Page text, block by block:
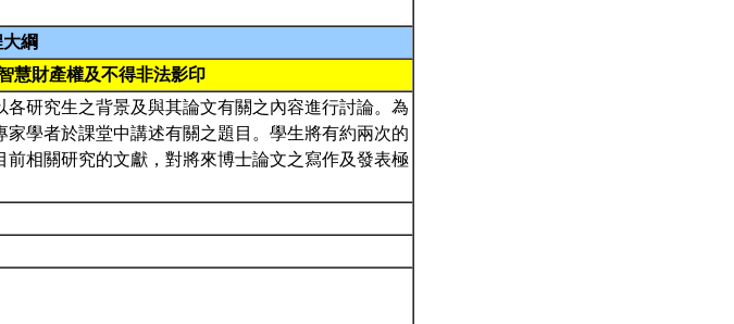
綱
慧財產權及不得非法影印
研究生之背景及與其論文有關之內容進行討論。為
學者於課堂中講述有關之題目。學生將有約兩次的
相關研究的文獻，對將來博士論文之寫作及發表極